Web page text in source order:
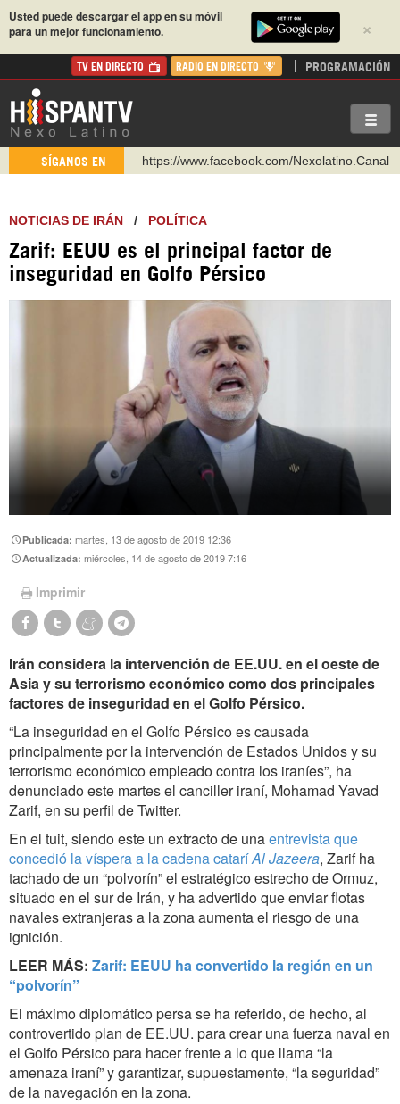
×
Usted puede descargar el app en su móvil
para un mejor funcionamiento.
TV EN DIRECTO RADIO EN DIRECTO PROGRAMACIÓN
SÍGANOS EN
https://www.facebook.com/Nexolatino.Canal
http://twitter.com/nexo_latino
https://t.me/hispantvcanal
https://urmedium.com/c/hispantv
Instagram como: hispan_tv
NOTICIAS DE IRÁN / POLÍTICA
Zarif: EEUU es el principal factor de
inseguridad en Golfo Pérsico
Publicada:martes, 13 de agosto de 2019 12:36
Actualizada:miércoles, 14 de agosto de 2019 7:16
Imprimir
Irán considera la intervención de EE.UU. en el oeste de
Asia y su terrorismo económico como dos principales
factores de inseguridad en el Golfo Pérsico.
“La inseguridad en el Golfo Pérsico es causada
principalmente por la intervención de Estados Unidos y su
terrorismo económico empleado contra los iraníes”, ha
denunciado este martes el canciller iraní, Mohamad Yavad
Zarif, en su perfil de Twitter.
En el tuit, siendo este un extracto de unaentrevista que
concedió la víspera a la cadena cataríAl Jazeera, Zarif ha
tachado de un “polvorín” el estratégico estrecho de Ormuz,
situado en el sur de Irán, y ha advertido que enviar flotas
navales extranjeras a la zona aumenta el riesgo de una
ignición.
LEER MÁS: Zarif: EEUU ha convertido la región en un
“polvorín”
El máximo diplomático persa se ha referido, de hecho, al
controvertido plan de EE.UU. para crear una fuerza naval en
el Golfo Pérsico para hacer frente a lo que llama “la
amenaza iraní” y garantizar, supuestamente, “la seguridad”
de la navegación en la zona.